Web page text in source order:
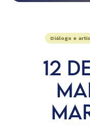
Diálogo e
12